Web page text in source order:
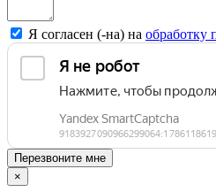
Я согласен (-на) на обработку
Перезвоните мне
×